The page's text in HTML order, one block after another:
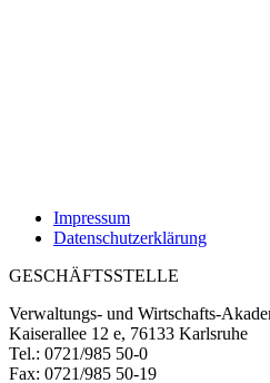
Impressum
Datenschutzerklärung
GESCHÄFTSSTELLE
Verwaltungs- und Wirtschafts-
Kaiserallee 12 e, 76133 Karlsruhe
Tel.: 0721/985 50-0
Fax: 0721/985 50-19